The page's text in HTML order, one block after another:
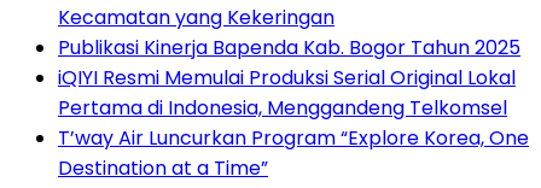
Kecamatan yang Kekeringan
Publikasi Kinerja Bapenda Kab. Bogor Tahun 2025
iQIYI Resmi Memulai Produksi Serial Original Lokal
Pertama di Indonesia, Menggandeng Telkomsel
T’way Air Luncurkan Program “Explore Korea, One
Destination at a Time”